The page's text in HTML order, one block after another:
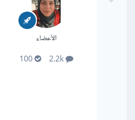
الأعضاء
2.2k
100